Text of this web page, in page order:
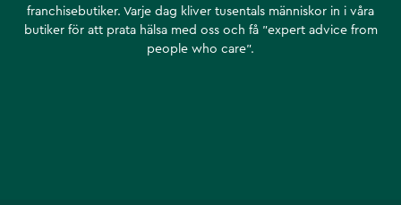
franchisebutiker. Varje dag kliver tusentals människor in i våra
butiker för att prata hälsa med oss och få ”expert advice from
people who care”.